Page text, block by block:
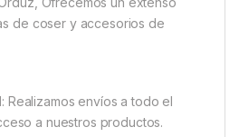
de coser y accesorios de
Realizamos envíos a todo el
a nuestros productos.